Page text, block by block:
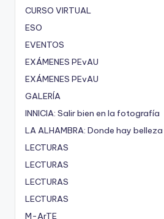
CURSO VIRTUAL
ESO
EVENTOS
EXÁMENES PEvAU
EXÁMENES PEvAU
GALERÍA
INNICIA: Salir bien en la fotografía
LA ALHAMBRA: Donde hay
LECTURAS
LECTURAS
LECTURAS
LECTURAS
M-ArTE